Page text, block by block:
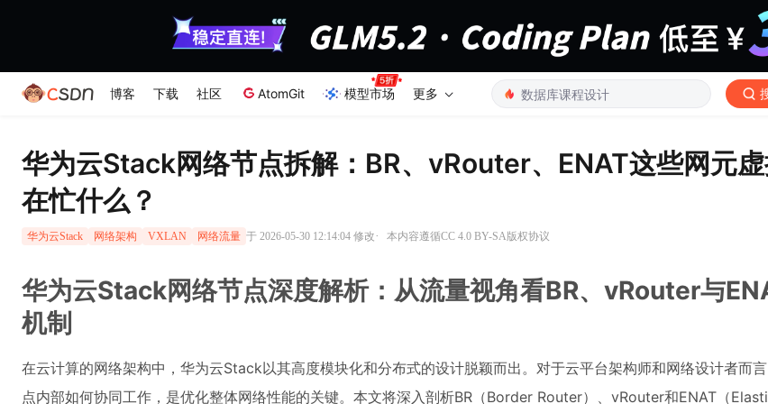
博客 下载 社区 AtomGit 模型市场 更多
华为云Stack网络节点拆解：BR、vRouter、ENAT这些网元
在忙什么？
华为云Stack 网络架构 VXLAN 网络流量 于 2026-05-30 12:14:04 修改· 本内容遵循CC 4.0 BY-SA版权协议
华为云Stack网络节点深度解析：从流量视角看BR、vRouter与
机制
在云计算的网络架构中，华为云Stack以其高度模块化和分布式的设计脱颖而出。对于云平台架构师和网络设计者而
点内部如何协同工作，是优化整体网络性能的关键。本文将深入剖析BR（Border Router）、vRouter和ENAT（